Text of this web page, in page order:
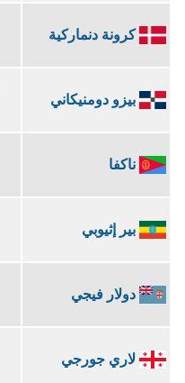
كرونة دنماركية
بيزو دومنيكاني
ناكفا
بير إثيوبي
دولار فيجي
لاري جورجي